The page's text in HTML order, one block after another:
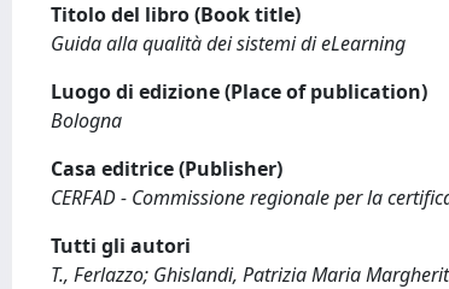
Titolo del libro (Book title)
Guida alla qualità dei sistemi di eLearning
Luogo di edizione (Place of publication)
Bologna
Casa editrice (Publisher)
CERFAD - Commissione regionale per la
Tutti gli autori
T., Ferlazzo; Ghislandi, Patrizia Maria